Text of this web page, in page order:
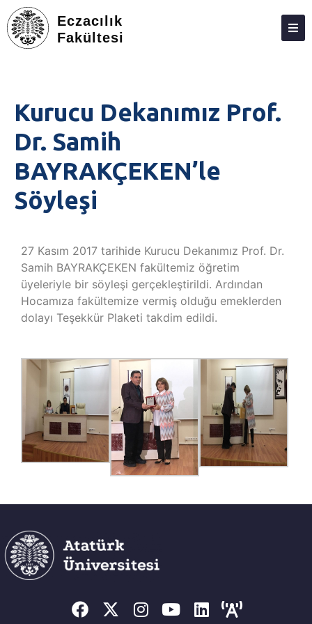
Eczacılık
Fakültesi
EĞITIM
ARAŞTIRMA
TOPLUMA KATKI
ETKINLIKLER
ECZACILIK FAKÜLTESI ANKETLERI
İLETIŞIM
Kurucu Dekanımız Prof.
Dr. Samih
BAYRAKÇEKEN’le
Söyleşi
27 Kasım 2017 tarihide Kurucu Dekanımız Prof. Dr.
Samih BAYRAKÇEKEN fakültemiz öğretim
üyeleriyle bir söyleşi gerçekleştirildi. Ardından
Hocamıza fakültemize vermiş olduğu emeklerden
dolayı Teşekkür Plaketi takdim edildi.